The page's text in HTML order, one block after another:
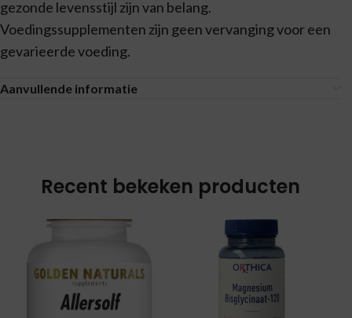
gezonde levensstijl zijn van belang.
Voedingssupplementen zijn geen vervanging voor een
gevarieerde voeding.
Aanvullende informatie
Recent bekeken producten